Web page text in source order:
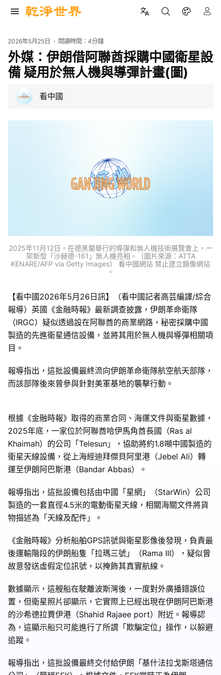
2026年5月25日 閱讀時間：4分鐘
外媒：伊朗借阿聯酋採購中國衛星設
備 疑用於無人機與導彈計畫(圖)
看中國
2025年11月12日，在德黑蘭舉行的導彈和無人機技術展覽會上，一
架新型「沙赫德-161」無人機亮相。（圖片來源：ATTA
KENARE/AFP via Getty Images） 看中國網站 禁止建立鏡像網站
。
【看中國2026年5月26日訊】（看中國記者高芸編譯/綜合
報導）英國《金融時報》最新調查披露，伊朗革命衛隊
（IRGC）疑似透過設在阿聯酋的商業網路，秘密採購中國
製造的先進衛星通信設備，並將其用於無人機與導彈相關項
目。
報導指出，這批設備最終流向伊朗革命衛隊航空航天部隊，
而該部隊後來曾參與針對美軍基地的襲擊行動。
根據《金融時報》取得的商業合同、海運文件與衛星數據，
2025年底，一家位於阿聯酋哈伊馬角酋長國（Ras al
Khaimah）的公司「Telesun」，協助將約1.8噸中國製造的
衛星天線設備，從上海經迪拜傑貝阿里港（Jebel Ali）轉
運至伊朗阿巴斯港（Bandar Abbas）。
報導指出，這批設備包括由中國「星網」（StarWin）公司
製造的一套直徑4.5米的電動衛星天線，相關海關文件將貨
物描述為「天線及配件」。
《金融時報》分析船舶GPS訊號與衛星影像後發現，負責最
後運輸階段的伊朗船隻「拉瑪三號」（Rama III），疑似曾
故意發送虛假定位訊號，以掩飾其真實航線。
數據顯示，這艘船在駛離波斯灣後，一度對外廣播錯誤位
置，但衛星照片卻顯示，它實際上已經出現在伊朗阿巴斯港
的沙希德拉賈伊港（Shahid Rajaee port）附近。報導認
為，這顯示船只可能進行了所謂「欺騙定位」操作，以躲避
追蹤。
報導指出，這批設備最終交付給伊朗「基什法拉戈斯塔通信